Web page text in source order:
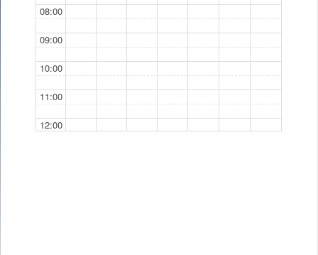
08:00
09:00
10:00
11:00
12:00